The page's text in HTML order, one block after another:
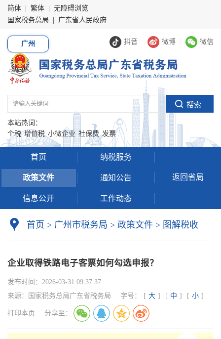
简体 繁体
无障碍浏览
国家税务总局
广东省人民政府
抖音 微博 微信
广州
本站热词：
个税 增值税 小微企业 社保费 发票
首页 纳税服务
政策文件 通知公告
信息公开 工作动态
返回省局
首页 > 广州市税务局 > 政策文件 > 图解税收
企业取得铁路电子客票如何勾选申报？
发布时间： 2026-03-31 09:37:37
来源：
国家税务总局广东省税务局 字号： [ 大 ] [ 中 ] [ 小 ]
打印本页 分享至：